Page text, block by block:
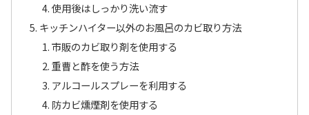
使用後はしっかり洗い流す
キッチンハイター以外のお風呂のカビ取り方法
市販のカビ取り剤を使用する
重曹と酢を使う方法
アルコールスプレーを利用する
防カビ燻煙剤を使用する